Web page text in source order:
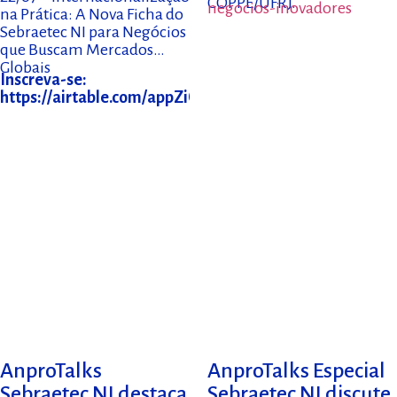
na Prática: A Nova Ficha do
Sebraetec NI para Negócios
que Buscam Mercados
Globais
Inscreva-se:
https://airtable.com/appZiCRDIJDbg9g3L/
negocios-inovadores
AnproTalks
AnproTalks Especial